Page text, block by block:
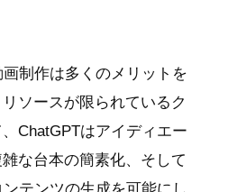
制作は多くのメリットを
ソースが限られているク
ChatGPTはアイディエー
な台本の簡素化、そして